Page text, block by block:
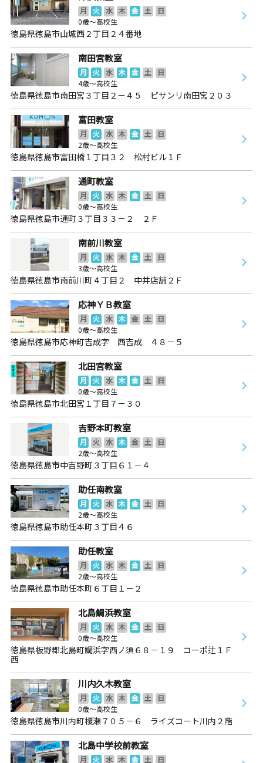
月 火 水 木 金 土
日
0歳～高校生
徳島県徳島市山城西２丁目２４番地
南田宮教室
月 火 水 木 金 土
日
4歳～高校生
徳島県徳島市南田宮３丁目２－４５ ピサンリ南田宮２０３
富田教室
月 火 水 木 金 土
日
2歳～高校生
徳島県徳島市富田橋１丁目３２ 松村ビル１Ｆ
通町教室
月 火 水 木 金 土
日
0歳～高校生
徳島県徳島市通町３丁目３３－２ ２Ｆ
南前川教室
月 火 水 木 金 土
日
3歳～高校生
徳島県徳島市南前川町４丁目２ 中井店舗２Ｆ
応神ＹＢ教室
月 火 水 木 金 土
日
0歳～高校生
徳島県徳島市応神町吉成字 西吉成 ４８－５
北田宮教室
月 火 水 木 金 土
日
0歳～高校生
徳島県徳島市北田宮１丁目７－３０
吉野本町教室
月 火 水 木 金 土
日
2歳～高校生
徳島県徳島市中吉野町３丁目６１－４
助任南教室
月 火 水 木 金 土
日
2歳～高校生
徳島県徳島市助任本町３丁目４６
助任教室
月 火 水 木 金 土
日
2歳～高校生
徳島県徳島市助任本町６丁目１－２
北島鯛浜教室
月 火 水 木 金 土
日
0歳～高校生
徳島県板野郡北島町鯛浜字西ノ須６８－１９ コーポ辻１Ｆ
西
川内久木教室
月 火 水 木 金 土
日
0歳～高校生
徳島県徳島市川内町榎瀬７０５－６ ライズコート川内２階
北島中学校前教室
月 火 水 木 金 土
日